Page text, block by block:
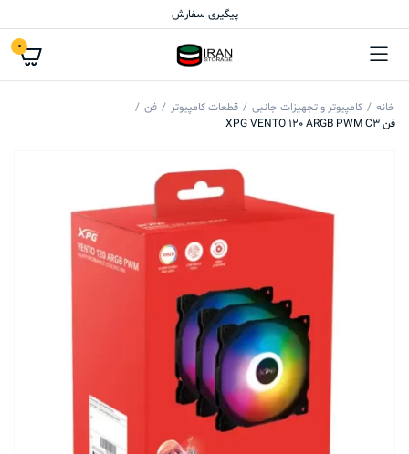
پیگیری سفارش
0
خانه کامپیوتر و تجهیزات جانبی قطعات کامپیوتر
فن
فن XPG VENTO 120 ARGB PWM C3